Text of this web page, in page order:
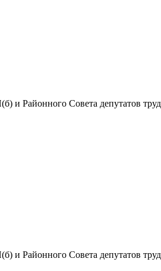
и Районного Совета депутатов
и Районного Совета депутатов